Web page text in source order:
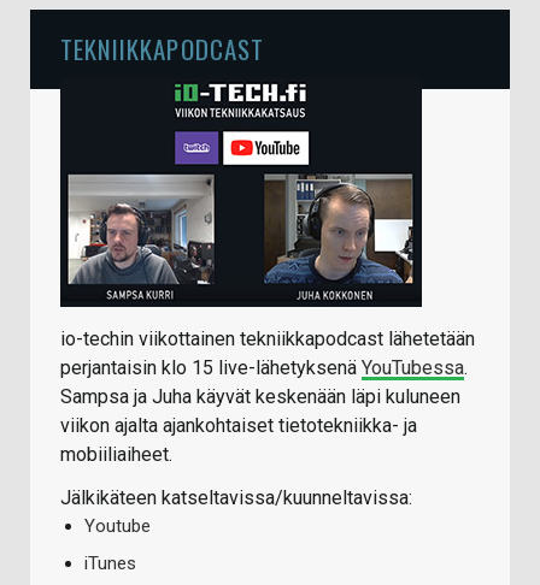
TEKNIIKKAPODCAST
io-techin viikottainen tekniikkapodcast lähetetään
perjantaisin klo 15 live-lähetyksenä YouTubessa.
Sampsa ja Juha käyvät keskenään läpi kuluneen
viikon ajalta ajankohtaiset tietotekniikka- ja
mobiiliaiheet.
Jälkikäteen katseltavissa/kuunneltavissa:
Youtube
iTunes